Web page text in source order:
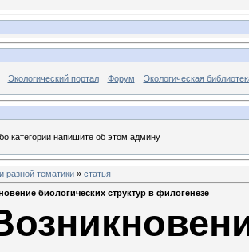
Экологический портал Форум Экологическая
категории напишите об этом админу
разной тематики » статья
биологических структур в филогенезе